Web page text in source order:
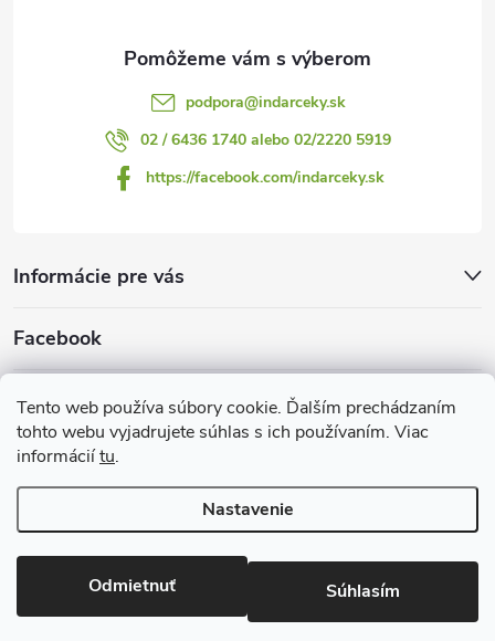
Tento web používa súbory cookie. Ďalším prechádzaním
tohto webu vyjadrujete súhlas s ich používaním. Viac
informáciítu.
Nastavenie
Odmietnuť Súhlasím
podpora@indarceky.sk
02 / 6436 1740 alebo 02/2220 5919
https://facebook.com/indarceky.sk
Informácie pre vás
Facebook
Prijímame online platby
Copyright 2026Indarčeky.sk. Všetky práva vyhradené.Upraviť
nastavenie cookies